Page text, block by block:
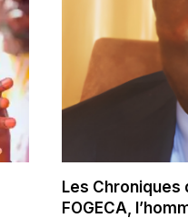
Les Chroniques
FOGECA,